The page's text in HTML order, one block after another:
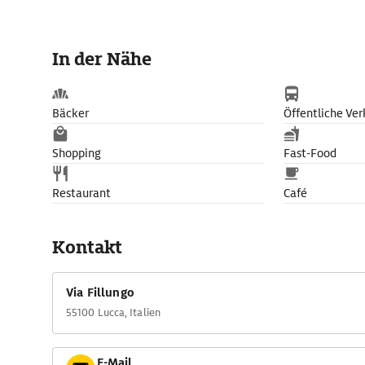
In der Nähe
Bäcker Öffentliche
Shopping Fast-Food
Restaurant Café
Kontakt
Via Fillungo
55100 Lucca, Italien